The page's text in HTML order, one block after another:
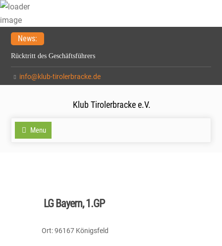
Skip
content
News:
Rücktritt des Geschäftsführers
Meldefrist zur Spezialzuchtschau verlängert auf 15.2.2026
21. Verbandsfährtenschuhprüfung
info@klub-tirolerbracke.de
Klub Tirolerbracke e.V.
Menu
LG Bayern, 1.GP
Ort: 96167 Königsfeld